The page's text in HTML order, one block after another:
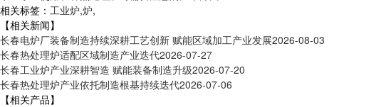
相关标签： 工业炉,炉,
【相关新闻】
长春电炉厂装备制造持续深耕工艺创新 赋能区域加工产业发展2026-08-03
长春热处理炉适配区域制造产业迭代2026-07-27
长春工业炉产业深耕智造 赋能装备制造升级2026-07-20
长春热处理炉产业依托制造根基持续迭代2026-07-06
【相关产品】